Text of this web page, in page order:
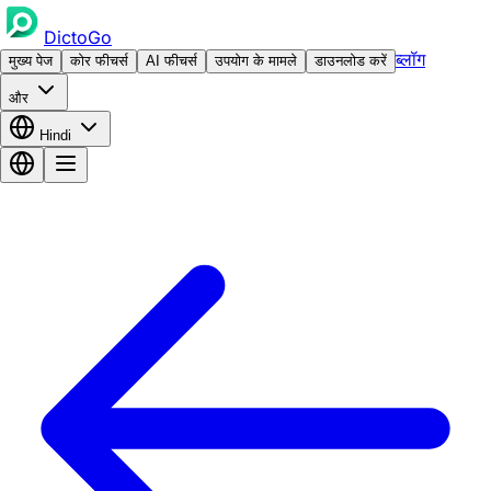
DictoGo
मुख्य पेज कोर फीचर्स AI फीचर्स उपयोग के मामले डाउनलोड करें ब्लॉग
और
Hindi